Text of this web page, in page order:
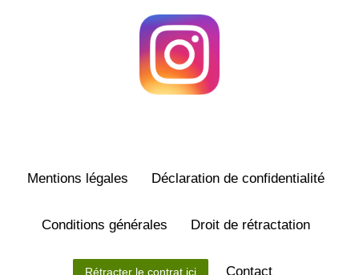
Mentions légales Déclaration de confidentialité
Conditions générales Droit de rétractation
Rétracter le contrat ici Contact